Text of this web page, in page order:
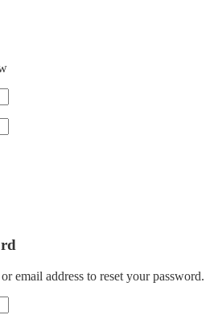
email address to reset your password.